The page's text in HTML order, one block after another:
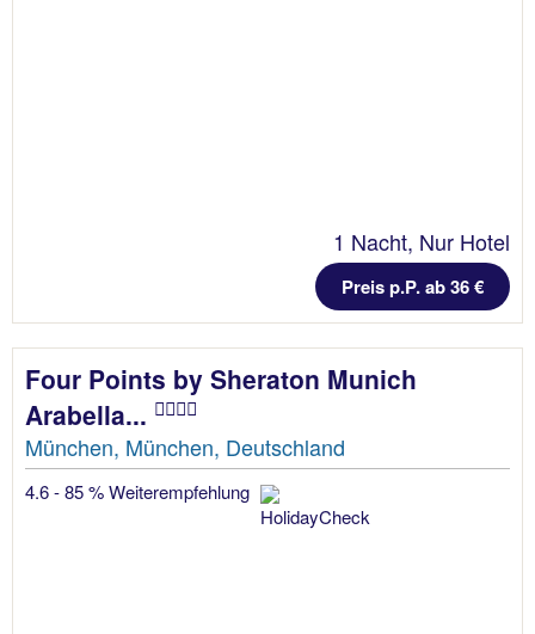
1 Nacht, Nur Hotel
Preis p.P. ab 36 €
Four Points by Sheraton Munich
Arabella...
München, München, Deutschland
4.6 - 85 % Weiterempfehlung